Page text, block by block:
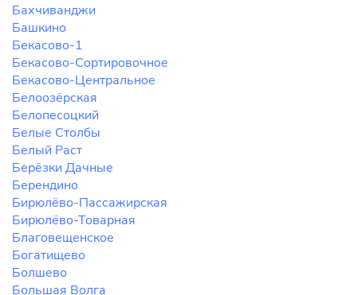
Бахчиванджи
Башкино
Бекасово-1
Бекасово-Сортировочное
Бекасово-Центральное
Белоозёрская
Белопесоцкий
Белые Столбы
Белый Раст
Берёзки Дачные
Берендино
Бирюлёво-Пассажирская
Бирюлёво-Товарная
Благовещенское
Богатищево
Болшево
Большая Волга